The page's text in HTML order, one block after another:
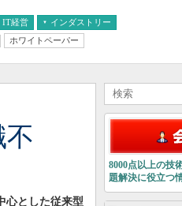
IT経営 インダストリー
ホワイトペーパー
不
心とした従来型
8000点以上の技
題解決に役立つ